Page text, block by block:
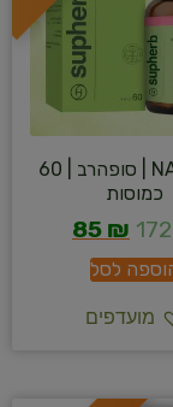
NAC 400 | סופהרב | 60
כמוסות
172
85 ₪
לסל
מועדפים